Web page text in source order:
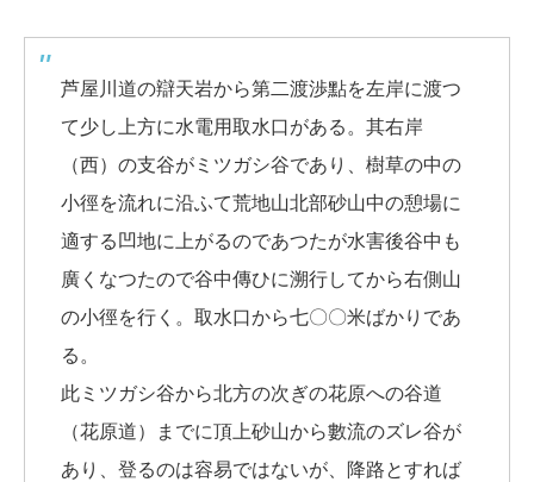
芦屋川道の辯天岩から第二渡渉點を左岸に渡つ
て少し上方に水電用取水口がある。其右岸
（西）の支谷がミツガシ谷であり、樹草の中の
小徑を流れに沿ふて荒地山北部砂山中の憩場に
適する凹地に上がるのであつたが水害後谷中も
廣くなつたので谷中傳ひに溯行してから右側山
の小徑を行く。取水口から七〇〇米ばかりであ
る。
此ミツガシ谷から北方の次ぎの花原への谷道
（花原道）までに頂上砂山から數流のズレ谷が
あり、登るのは容易ではないが、降路とすれば